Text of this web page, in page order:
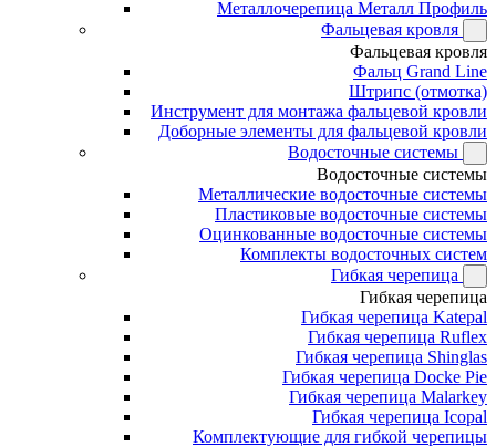
Металлочерепица Металл Профиль
Фальцевая кровля
Фальцевая кровля
Фальц Grand Line
Штрипс (отмотка)
Инструмент для монтажа фальцевой кровли
Доборные элементы для фальцевой кровли
Водосточные системы
Водосточные системы
Металлические водосточные системы
Пластиковые водосточные системы
Оцинкованные водосточные системы
Комплекты водосточных систем
Гибкая черепица
Гибкая черепица
Гибкая черепица Katepal
Гибкая черепица Ruflex
Гибкая черепица Shinglas
Гибкая черепица Docke Pie
Гибкая черепица Malarkey
Гибкая черепица Icopal
Комплектующие для гибкой черепицы